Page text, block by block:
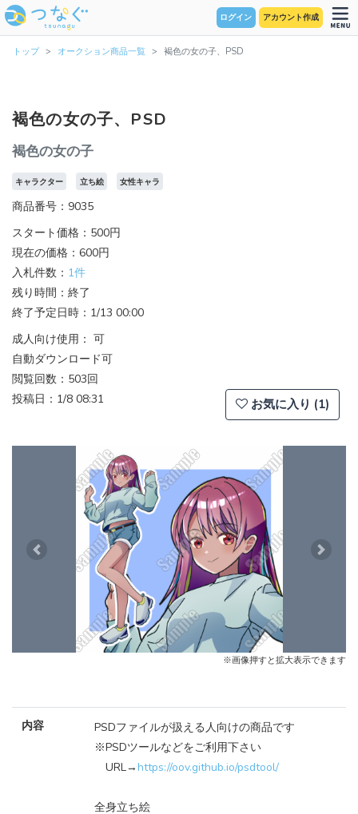
ログイン アカウント作成
トップ オークション商品一覧 褐色の女の子、PSD
褐色の女の子、PSD
褐色の女の子
キャラクター 立ち絵 女性キャラ
商品番号：9035
スタート価格：500円
現在の価格：600円
入札件数： 1件
残り時間：終了
終了予定日時：1/13 00:00
成人向け使用： 可
自動ダウンロード可
閲覧回数：503回
投稿日：1/8 08:31
お気に入り (1)
Previous Next
※画像押すと拡大表示できます
内容
PSDファイルが扱える人向けの商品です
※PSDツールなどをご利用下さい
URL→https://oov.github.io/psdtool/
全身立ち絵